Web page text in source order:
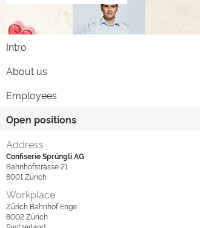
Intro
About us
Employees
Open positions
Address
Confiserie Sprüngli AG
Bahnhofstrasse 21
8001 Zürich
Workplace
Zürich Bahnhof Enge
8002Zürich